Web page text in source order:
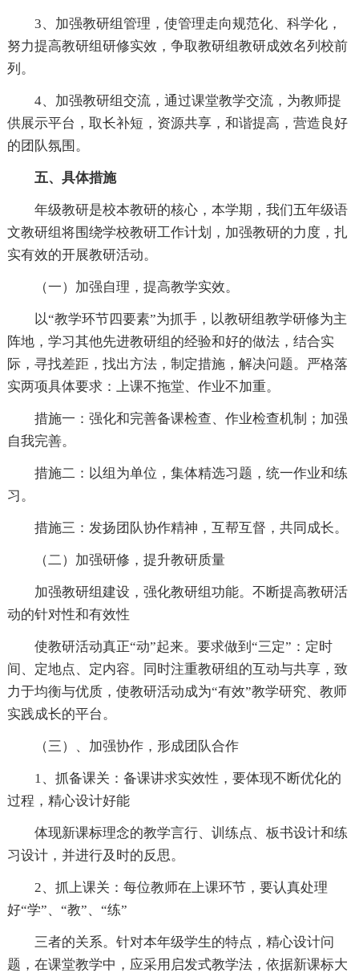
3、加强教研组管理，使管理走向规范化、科学化，
努力提高教研组研修实效，争取教研组教研成效名列校前
列。
4、加强教研组交流，通过课堂教学交流，为教师提
供展示平台，取长补短，资源共享，和谐提高，营造良好
的团队氛围。
五、具体措施
年级教研是校本教研的核心，本学期，我们五年级语
文教研组将围绕学校教研工作计划，加强教研的力度，扎
实有效的开展教研活动。
（一）加强自理，提高教学实效。
以“教学环节四要素”为抓手，以教研组教学研修为主
阵地，学习其他先进教研组的经验和好的做法，结合实
际，寻找差距，找出方法，制定措施，解决问题。严格落
实两项具体要求：上课不拖堂、作业不加重。
措施一：强化和完善备课检查、作业检查机制；加强
自我完善。
措施二：以组为单位，集体精选习题，统一作业和练
习。
措施三：发扬团队协作精神，互帮互督，共同成长。
（二）加强研修，提升教研质量
加强教研组建设，强化教研组功能。不断提高教研活
动的针对性和有效性
使教研活动真正“动”起来。要求做到“三定”：定时
间、定地点、定内容。同时注重教研组的互动与共享，致
力于均衡与优质，使教研活动成为“有效”教学研究、教师
实践成长的平台。
（三）、加强协作，形成团队合作
1、抓备课关：备课讲求实效性，要体现不断优化的
过程，精心设计好能
体现新课标理念的教学言行、训练点、板书设计和练
习设计，并进行及时的反思。
2、抓上课关：每位教师在上课环节，要认真处理
好“学”、“教”、“练”
三者的关系。针对本年级学生的特点，精心设计问
题，在课堂教学中，应采用启发式教学法，依据新课标大